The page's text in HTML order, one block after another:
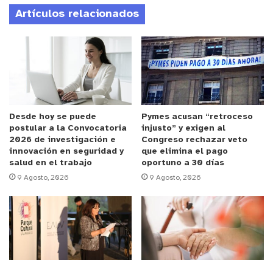
para la delegación que viajará.
Por eso, están organizando un plato único y un
bingo en la cancha Jocelyn de Pocochay fijado
para el 11 de junio.
La invitación es a participar en estás actividades y
colaborar. Cualquier duda llamar al 996667052
Artículos relacionados
Desde hoy se puede
postular a la Convocatoria
2026 de investigación e
innovación en seguridad y
salud en el trabajo
9 Agosto, 2026
Pymes acusan “retroceso
injusto” y exigen al
Congreso rechazar veto
que elimina el pago
oportuno a 30 días
9 Agosto, 2026